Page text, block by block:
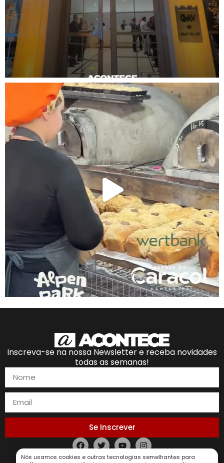
Inscreva-se na nossa Newsletter e receba novidades
todas as semanas!
Se Inscrever
Política de Privacidade
Nós usamos cookies e outras tecnologias semelhantes para